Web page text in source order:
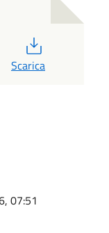
Scarica
07:51